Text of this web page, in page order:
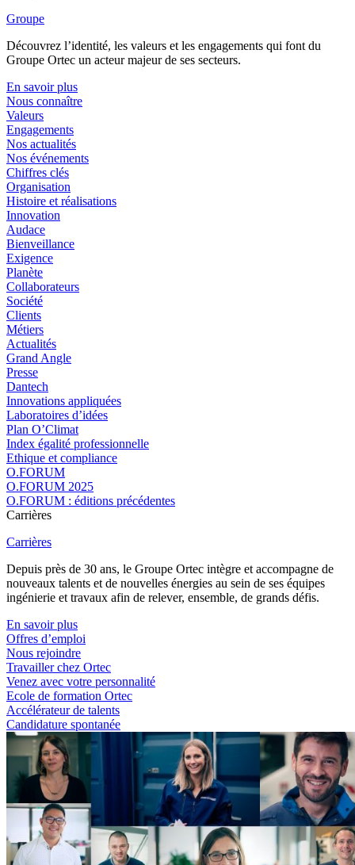
Groupe
Découvrez l’identité, les valeurs et les engagements qui font du
Groupe Ortec un acteur majeur de ses secteurs.
En savoir plus
Nous connaître
Valeurs
Engagements
Nos actualités
Nos événements
Chiffres clés
Organisation
Histoire et réalisations
Innovation
Audace
Bienveillance
Exigence
Planète
Collaborateurs
Société
Clients
Métiers
Actualités
Grand Angle
Presse
Dantech
Innovations appliquées
Laboratoires d’idées
Plan O’Climat
Index égalité professionnelle
Ethique et compliance
O.FORUM
O.FORUM 2025
O.FORUM : éditions précédentes
Carrières
Carrières
Depuis près de 30 ans, le Groupe Ortec intègre et accompagne de
nouveaux talents et de nouvelles énergies au sein de ses équipes
ingénierie et travaux afin de relever, ensemble, de grands défis.
En savoir plus
Offres d’emploi
Nous rejoindre
Travailler chez Ortec
Venez avec votre personnalité
Ecole de formation Ortec
Accélérateur de talents
Candidature spontanée